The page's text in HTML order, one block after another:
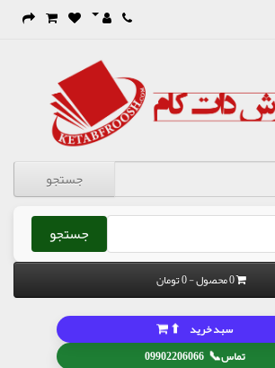
جستجو
جستجو
0 محصول - 0 تومان
تماس📞
09902206066
سبد خرید ⬆